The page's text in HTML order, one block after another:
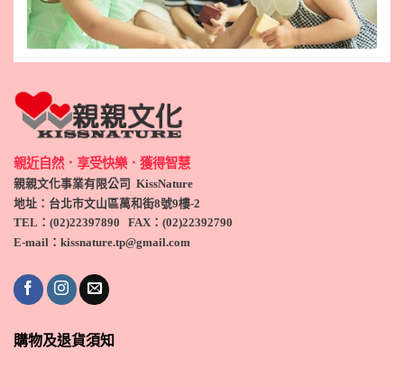
親近自然．享受快樂．獲得智慧
親親文化事業有限公司 KissNature
地址：台北市文山區萬和街8號9樓-2
TEL ：(02)22397890 FAX：(02)22392790
E-mail：kissnature.tp@gmail.com
購物及退貨須知